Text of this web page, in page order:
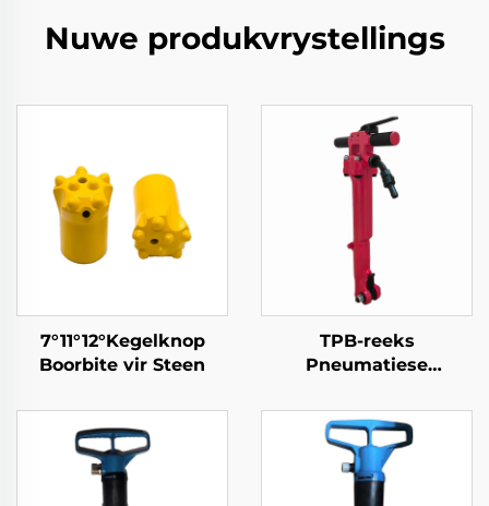
Nuwe produkvrystellings
7°11°12°Kegelknop
Boorbite vir Steen
TPB-reeks
Pneumatiese
TPB40\TPB60\TPB90
Straatbreekhamer